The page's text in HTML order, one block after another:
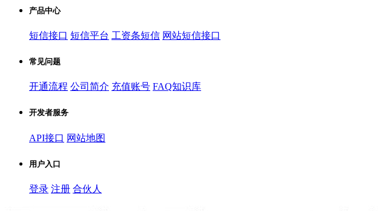
产品中心
短信接口 短信平台 工资条短信 网站短信接口
常见问题
开通流程 公司简介 充值账号 FAQ知识库
开发者服务
API接口 网站地图
用户入口
登录 注册 合伙人